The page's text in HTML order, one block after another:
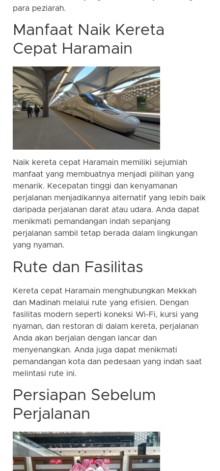
para peziarah.
Manfaat Naik Kereta
Cepat Haramain
Naik kereta cepat Haramain memiliki sejumlah
manfaat yang membuatnya menjadi pilihan yang
menarik. Kecepatan tinggi dan kenyamanan
perjalanan menjadikannya alternatif yang lebih baik
daripada perjalanan darat atau udara. Anda dapat
menikmati pemandangan indah sepanjang
perjalanan sambil tetap berada dalam lingkungan
yang nyaman.
Rute dan Fasilitas
Kereta cepat Haramain menghubungkan Mekkah
dan Madinah melalui rute yang efisien. Dengan
fasilitas modern seperti koneksi Wi-Fi, kursi yang
nyaman, dan restoran di dalam kereta, perjalanan
Anda akan berjalan dengan lancar dan
menyenangkan. Anda juga dapat menikmati
pemandangan kota dan pedesaan yang indah saat
melintasi rute ini.
Persiapan Sebelum
Perjalanan